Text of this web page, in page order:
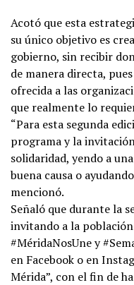
Acotó que esta
su único objetivo es
gobierno, sin recibir
de manera directa,
ofrecida a las
que realmente lo
“Para esta segunda
programa y la
solidaridad, yendo a
buena causa o
mencionó.
Señaló que durante la
invitando a la
#MéridaNosUne y
en Facebook o en
Mérida”, con el fin de